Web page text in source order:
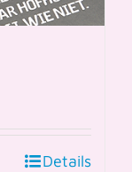
Details